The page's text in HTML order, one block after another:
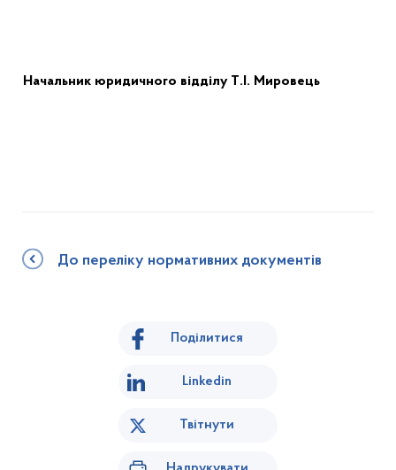
Начальник юридичного відділу Т.І. Мировець
До переліку нормативних документів
Поділитися
Linkedin
Твітнути